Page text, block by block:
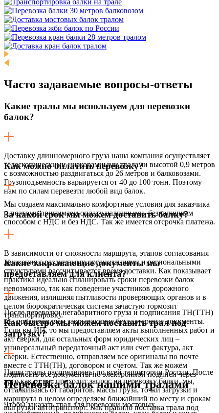
Часто задаваемые вопросы-ответы
Какие тралы мы используем для перевозки
балок?
Доставку длинномерного груза наша компания осуществляет
телескопическими низкорамными тралами высотой 0,9 метров
с возможностью раздвигаться до 26 метров и балковозами.
Грузоподъемность варьируется от 40 до 100 тонн. Поэтому
нам по силам перевезти любой вид балок.
Как можно оплатить перевозку?
Мы создаем максимально комфортные условия для заказчика
и поэтому принимаем оплату наличными, безналичным
способом с НДС и без НДС. Так же имеется отсрочка платежа.
За какой срок мы можем доставить балку?
В зависимости от сложности маршрута, этапов согласования
движения с различными организациями и региональными
структурами рассчитывается время доставки. Как показывает
практика идеально спланировать сроки перевозки балок
невозможно, так как поведение участников дорожного
движения, излишняя пытливости проверяющих органов и в
целом бюрократическая система зачастую тормозит
транспортировку.
Какие закрывающие документы мы
предоставляем для клиента?
После перевозки негабаритного груза и подписания ТН(ТТН)
мы предоставляем закрывающие бухгалтерские документы.
Если вы ИП, то мы предоставляем акты выполненных работ и
акт сверки, для остальных форм юридических лиц –
универсальный передаточный акт или счет фактура, акт
сверки. Естественно, отправляем все оригиналы по почте
вместе с ТТН(ТН), договором и счетом. Так же можем
подписать все документы по электронной подписи через
систему СБИС.
Как быстро мы можем поставить трал под
загрузку?
Наши тралы распределены по всей территории России. После
того как от вас приходит запрос на перевозку балки, мы,
отталкиваясь от габаритов, массы груза, точки загрузки и
маршрута в целом определяем ближайший по месту и срокам
выгрузки автотранспорт. Как правило поставка трала под
Перевозка балок нашими тралами
Чтобы заказать трал для перевозки мостовых,